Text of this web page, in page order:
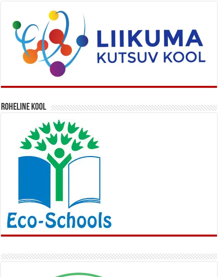
Roheline kool